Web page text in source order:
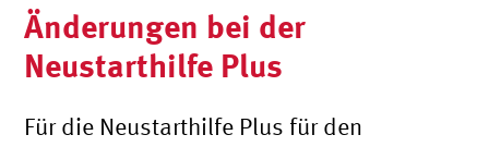
Änderungen bei der
Neustarthilfe Plus
Für die Neustarthilfe Plus für den